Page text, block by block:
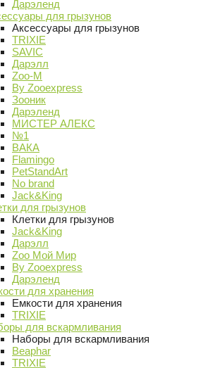
Дарэленд
для грызунов
Аксессуары для грызунов
TRIXIE
SAVIC
Дарэлл
Zoo-M
By Zooexpress
Зооник
Дарэленд
МИСТЕР АЛЕКС
№1
ВАКА
Flamingo
PetStandArt
No brand
Jack&King
для грызунов
Клетки для грызунов
Jack&King
Дарэлл
Zoo Мой Мир
By Zooexpress
Дарэленд
для хранения
Емкости для хранения
TRIXIE
для вскармливания
Наборы для вскармливания
Beaphar
TRIXIE